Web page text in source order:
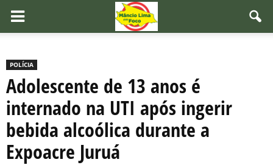
POLÍCIA
Adolescente de 13 anos é
internado na UTI após ingerir
bebida alcoólica durante a
Expoacre Juruá